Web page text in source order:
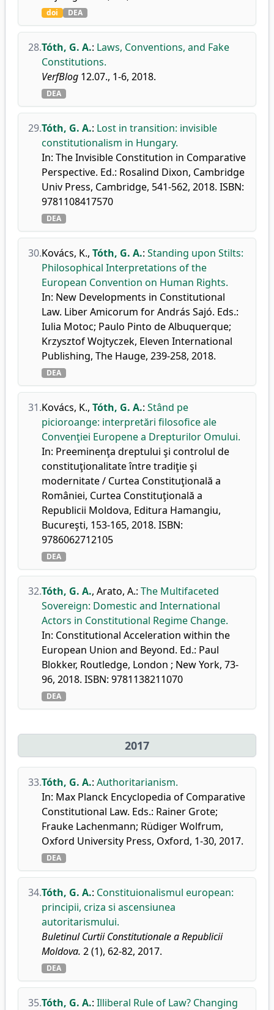
doi DEA
28.Tóth, G. A.: Laws, Conventions, and Fake
Constitutions.
VerfBlog 12.07., 1-6, 2018.
DEA
29.Tóth, G. A.: Lost in transition: invisible
constitutionalism in Hungary.
In: The Invisible Constitution in Comparative
Perspective. Ed.: Rosalind Dixon, Cambridge
Univ Press, Cambridge, 541-562, 2018. ISBN:
9781108417570
DEA
30.Kovács, K., Tóth, G. A.: Standing upon Stilts:
Philosophical Interpretations of the
European Convention on Human Rights.
In: New Developments in Constitutional
Law. Liber Amicorum for András Sajó. Eds.:
Iulia Motoc; Paulo Pinto de Albuquerque;
Krzysztof Wojtyczek, Eleven International
Publishing, The Hauge, 239-258, 2018.
DEA
31.Kovács, K., Tóth, G. A.: Stând pe
picioroange: interpretări filosofice ale
Convenţiei Europene a Drepturilor Omului.
In: Preeminenţa dreptului şi controlul de
constituţionalitate între tradiţie şi
modernitate / Curtea Constituţională a
României, Curtea Constituţională a
Republicii Moldova, Editura Hamangiu,
Bucureşti, 153-165, 2018. ISBN:
9786062712105
DEA
32.Tóth, G. A., Arato, A.: The Multifaceted
Sovereign: Domestic and International
Actors in Constitutional Regime Change.
In: Constitutional Acceleration within the
European Union and Beyond. Ed.: Paul
Blokker, Routledge, London ; New York, 73-
96, 2018. ISBN: 9781138211070
DEA
2017
33.Tóth, G. A.: Authoritarianism.
In: Max Planck Encyclopedia of Comparative
Constitutional Law. Eds.: Rainer Grote;
Frauke Lachenmann; Rüdiger Wolfrum,
Oxford University Press, Oxford, 1-30, 2017.
DEA
34.Tóth, G. A.: Constituionalismul european:
principii, criza si ascensiunea
autoritarismului.
Buletinul Curtii Constitutionale a Republicii
Moldova. 2 (1), 62-82, 2017.
DEA
35.Tóth, G. A.: Illiberal Rule of Law? Changing